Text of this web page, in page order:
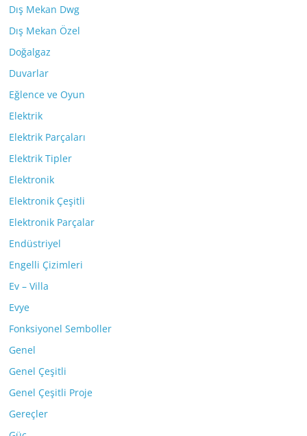
Dış Mekan Dwg
Dış Mekan Özel
Doğalgaz
Duvarlar
Eğlence ve Oyun
Elektrik
Elektrik Parçaları
Elektrik Tipler
Elektronik
Elektronik Çeşitli
Elektronik Parçalar
Endüstriyel
Engelli Çizimleri
Ev – Villa
Evye
Fonksiyonel Semboller
Genel
Genel Çeşitli
Genel Çeşitli Proje
Gereçler